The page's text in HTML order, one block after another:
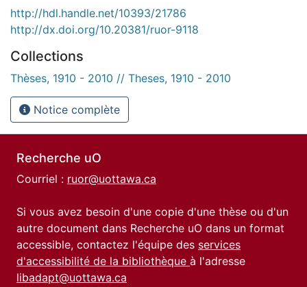
http://hdl.handle.net/10393/21786
http://dx.doi.org/10.20381/ruor-9118
Collections
Thèses, 1910 - 2010 // Theses, 1910 - 2010
Notice complète
Recherche uO
Courriel : ruor@uottawa.ca
Si vous avez besoin d'une copie d'une thèse ou d'un
autre document dans Recherche uO dans un format
accessible, contactez l'équipe des services
d'accessibilité de la bibliothèque à l'adresse
libadapt@uottawa.ca